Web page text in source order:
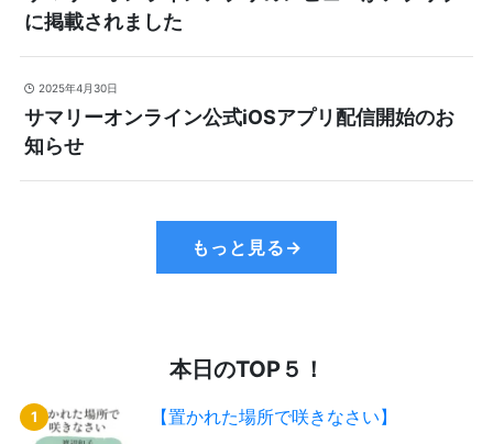
に掲載されました
2025年4月30日
サマリーオンライン公式iOSアプリ配信開始のお
知らせ
もっと見る→
本日のTOP５！
【置かれた場所で咲きなさい】